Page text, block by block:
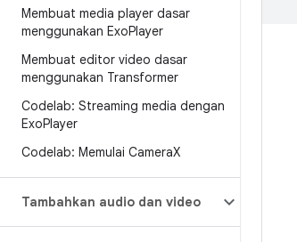
Membuat media player dasar
menggunakan ExoPlayer
Membuat editor video dasar
menggunakan Transformer
Codelab: Streaming media dengan
ExoPlayer
Codelab: Memulai CameraX
Tambahkan audio dan video